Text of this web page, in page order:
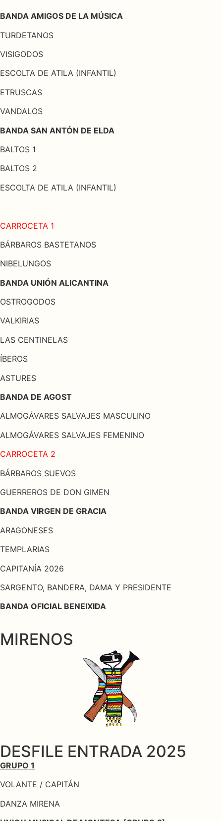
BANDA AMIGOS DE LA MÚSICA
TURDETANOS
VISIGODOS
ESCOLTA DE ATILA (INFANTIL)
ETRUSCAS
VANDALOS
BANDA SAN ANTÓN DE ELDA
BALTOS 1
BALTOS 2
ESCOLTA DE ATILA (INFANTIL)
CARROCETA 1
BÁRBAROS BASTETANOS
NIBELUNGOS
BANDA UNIÓN ALICANTINA
OSTROGODOS
VALKIRIAS
LAS CENTINELAS
ÍBEROS
ASTURES
BANDA DE AGOST
ALMOGÁVARES SALVAJES MASCULINO
ALMOGÁVARES SALVAJES FEMENINO
CARROCETA 2
BÁRBAROS SUEVOS
GUERREROS DE DON GIMEN
BANDA VIRGEN DE GRACIA
ARAGONESES
TEMPLARIAS
CAPITANÍA 2026
SARGENTO, BANDERA, DAMA Y PRESIDENTE
BANDA OFICIAL BENEIXIDA
MIRENOS
DESFILE ENTRADA 2025
GRUPO 1
VOLANTE / CAPITÁN
DANZA MIRENA